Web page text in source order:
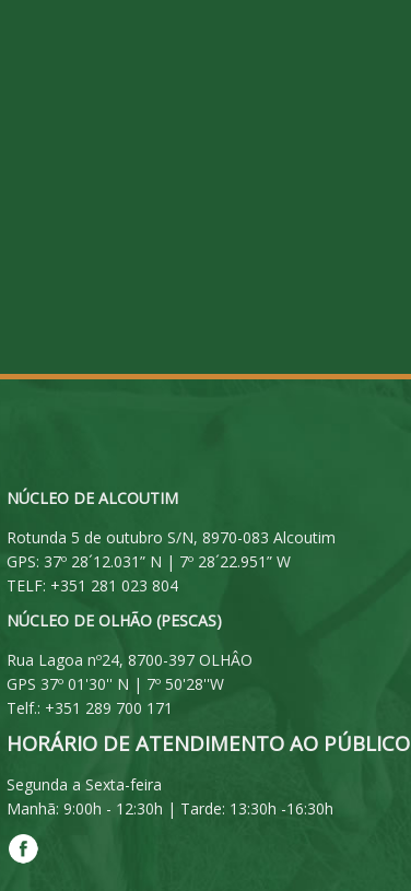
NÚCLEO DE ALCOUTIM
Rotunda 5 de outubro S/N, 8970-083 Alcoutim
GPS: 37º 28´12.031” N | 7º 28´22.951” W
TELF: +351 281 023 804
NÚCLEO DE OLHÃO (PESCAS)
Rua Lagoa nº24, 8700-397 OLHÂO
GPS 37º 01'30'' N | 7º 50'28''W
Telf.: +351 289 700 171
HORÁRIO DE ATENDIMENTO AO PÚBLICO
Segunda a Sexta-feira
Manhã: 9:00h - 12:30h | Tarde: 13:30h -16:30h